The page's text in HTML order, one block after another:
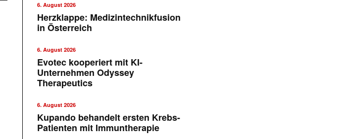
6. August 2026
Herzklappe: Medizintechnikfusion
in Österreich
6. August 2026
Evotec kooperiert mit KI-
Unternehmen Odyssey
Therapeutics
6. August 2026
Kupando behandelt ersten Krebs-
Patienten mit Immuntherapie